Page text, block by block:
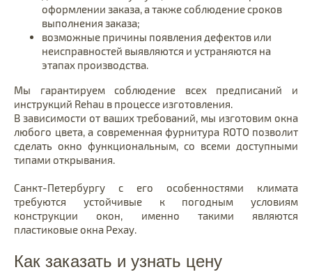
оформлении заказа, а также соблюдение сроков
выполнения заказа;
возможные причины появления дефектов или
неисправностей выявляются и устраняются на
этапах производства.
Мы гарантируем соблюдение всех предписаний и
инструкций Rehau в процессе изготовления.
В зависимости от ваших требований, мы изготовим окна
любого цвета, а современная фурнитура ROTO позволит
сделать окно функциональным, со всеми доступными
типами открывания.
Санкт-Петербургу с его особенностями климата
требуются устойчивые к погодным условиям
конструкции окон, именно такими являются
пластиковые окна Рехау.
Как заказать и узнать цену